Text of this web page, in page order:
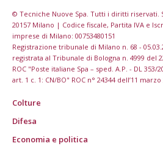
© Tecniche Nuove Spa. Tutti i diritti riservati.
20157 Milano | Codice fiscale, Partita IVA e
imprese di Milano: 00753480151
Registrazione tribunale di Milano n. 68 -
registrata al Tribunale di Bologna n. 4999 del
ROC "Poste italiane Spa – sped. A.P. - DL 353/
art. 1 c. 1: CN/BO" ROC n° 24344 dell’11 marzo
Colture
Difesa
Economia e politica